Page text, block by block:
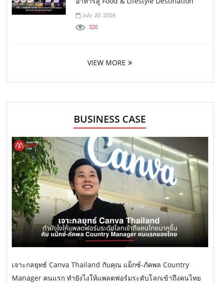
July 20, 2026
320
VIEW MORE
BUSINESS CASE
เจาะกลยุทธ์ Canva Thailand กับคุณ แม็กซ์-ภัคพล Country
Manager คนแรก ทำยังไงให้แพลตฟอร์มระดับโลกเข้าถึงคนไทย